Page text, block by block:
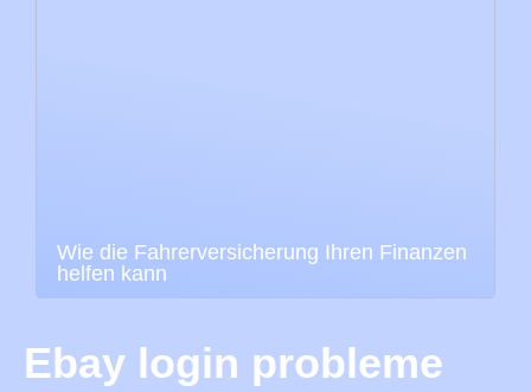
Wie die Fahrerversicherung Ihren Finanzen
helfen kann
Ebay login probleme